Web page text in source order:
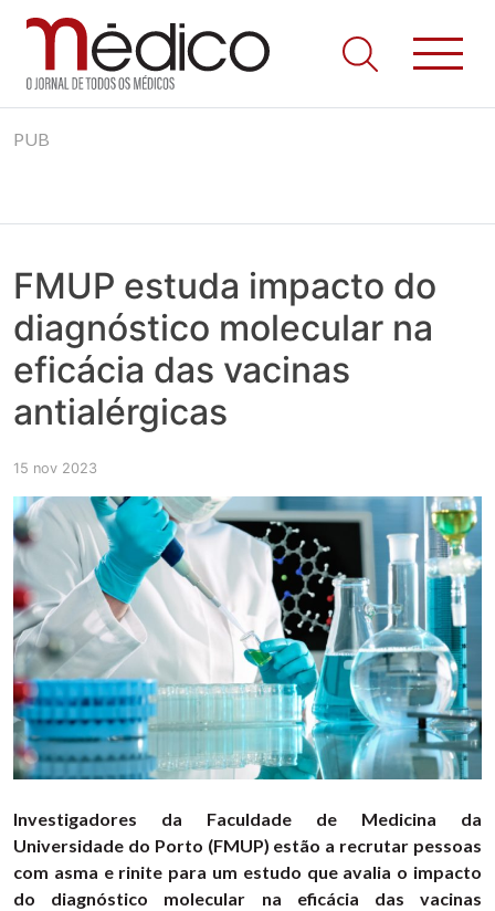
to
Jornal Médico
Médico – O Jornal de Todos os Médicos. Onde as notícias
realmente contam! Tudo o que se passa na Saúde!
PUB
FMUP estuda impacto do
diagnóstico molecular na
eficácia das vacinas
antialérgicas
15 nov 2023
Investigadores da Faculdade de Medicina da
Universidade do Porto (FMUP) estão a recrutar pessoas
com asma e rinite para um estudo que avalia o impacto
do diagnóstico molecular na eficácia das vacinas